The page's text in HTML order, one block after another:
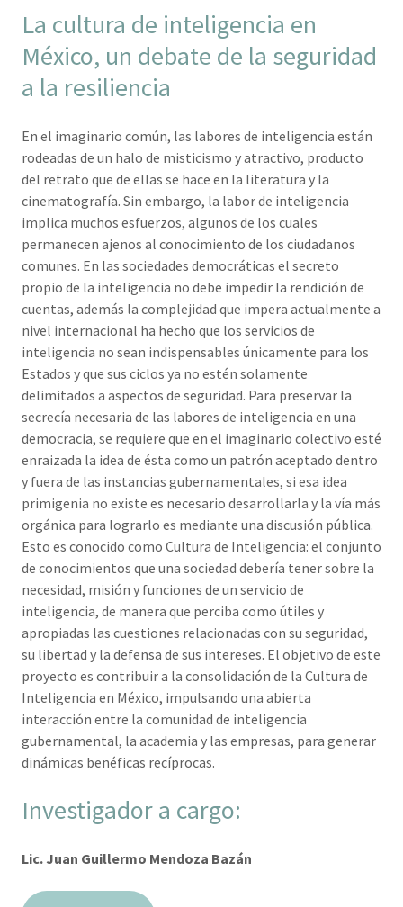
La cultura de inteligencia en
México, un debate de la seguridad
a la resiliencia
En el imaginario común, las labores de inteligencia están
rodeadas de un halo de misticismo y atractivo, producto
del retrato que de ellas se hace en la literatura y la
cinematografía. Sin embargo, la labor de inteligencia
implica muchos esfuerzos, algunos de los cuales
permanecen ajenos al conocimiento de los ciudadanos
comunes. En las sociedades democráticas el secreto
propio de la inteligencia no debe impedir la rendición de
cuentas, además la complejidad que impera actualmente a
nivel internacional ha hecho que los servicios de
inteligencia no sean indispensables únicamente para los
Estados y que sus ciclos ya no estén solamente
delimitados a aspectos de seguridad. Para preservar la
secrecía necesaria de las labores de inteligencia en una
democracia, se requiere que en el imaginario colectivo esté
enraizada la idea de ésta como un patrón aceptado dentro
y fuera de las instancias gubernamentales, si esa idea
primigenia no existe es necesario desarrollarla y la vía más
orgánica para lograrlo es mediante una discusión pública.
Esto es conocido como Cultura de Inteligencia: el conjunto
de conocimientos que una sociedad debería tener sobre la
necesidad, misión y funciones de un servicio de
inteligencia, de manera que perciba como útiles y
apropiadas las cuestiones relacionadas con su seguridad,
su libertad y la defensa de sus intereses. El objetivo de este
proyecto es contribuir a la consolidación de la Cultura de
Inteligencia en México, impulsando una abierta
interacción entre la comunidad de inteligencia
gubernamental, la academia y las empresas, para generar
dinámicas benéficas recíprocas.
Investigador a cargo:
Lic. Juan Guillermo Mendoza Bazán